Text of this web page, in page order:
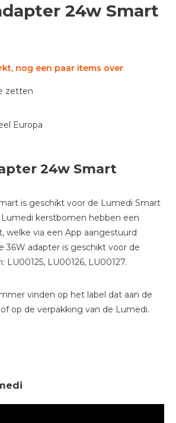
24w Smart
nog een paar items over
zetten
Europa
24w Smart
is geschikt voor de Lumedi Smart
Lumedi kerstbomen hebben een
welke via een App aangestuurd
36W adapter is geschikt voor de
LU00126, LU00127.
vinden op het label dat aan de
op de verpakking van de Lumedi.